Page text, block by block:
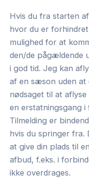
Hvis du fra starten
hvor du er
mulighed for at
den/de pågældende
i god tid. Jeg kan
af en sæson uden at
nødsaget til at
en erstatningsgang
Tilmelding er
hvis du springer fra.
at give din plads til
afbud, f.eks. i
ikke overdrages.